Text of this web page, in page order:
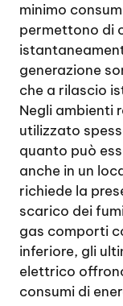
minimo
permettono di
generazione
che a rilascio
Negli ambienti
utilizzato
quanto può
anche in un
richiede la
scarico dei
gas comporti
inferiore, gli
elettrico
consumi di